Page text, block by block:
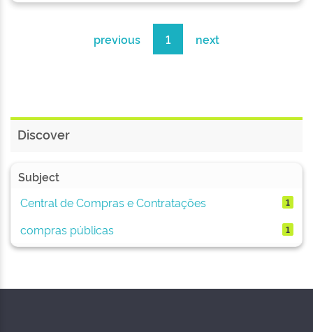
previous 1 next
Discover
Subject
Central de Compras e Contratações
1
compras públicas 1